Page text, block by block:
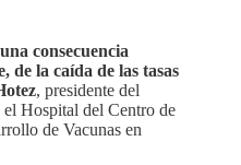
consecuencia
de la caída de las tasas
, presidente del
Hospital del Centro de
de Vacunas en